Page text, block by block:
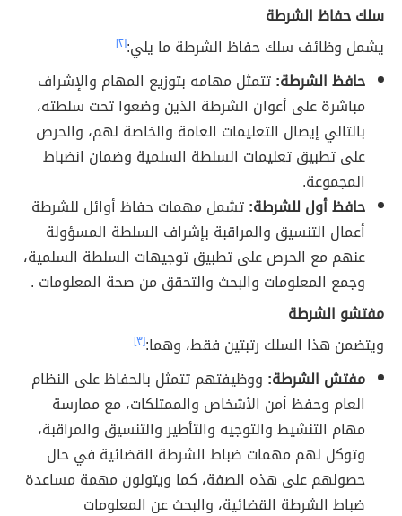
سلك حفاظ الشرطة
يشمل وظائف سلك حفاظ الشرطة ما يلي:[٢]
حافظ الشرطة:تتمثل مهامه بتوزيع المهام والإشراف
مباشرة على أعوان الشرطة الذين وضعوا تحت سلطته،
بالتالي إيصال التعليمات العامة والخاصة لهم، والحرص
على تطبيق تعليمات السلطة السلمية وضمان انضباط
المجموعة.
حافظ أول للشرطة:تشمل مهمات حفاظ أوائل للشرطة
أعمال التنسيق والمراقبة بإشراف السلطة المسؤولة
عنهم مع الحرص على تطبيق توجيهات السلطة السلمية،
وجمع المعلومات والبحث والتحقق من صحة المعلومات .
مفتشو الشرطة
ويتضمن هذا السلك رتبتين فقط، وهما:[٣]
مفتش الشرطة: ووظيفتهم تتمثل بالحفاظ على النظام
العام وحفظ أمن الأشخاص والممتلكات، مع ممارسة
مهام التنشيط والتوجيه والتأطير والتنسيق والمراقبة،
وتوكل لهم مهمات ضباط الشرطة القضائية في حال
حصولهم على هذه الصفة، كما ويتولون مهمة مساعدة
ضباط الشرطة القضائية، والبحث عن المعلومات